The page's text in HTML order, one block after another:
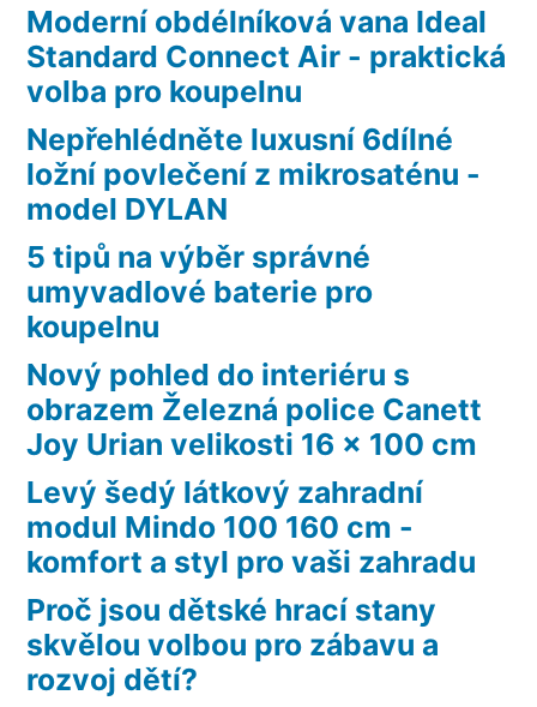
Moderní obdélníková vana Ideal
Standard Connect Air - praktická
volba pro koupelnu
Nepřehlédněte luxusní 6dílné
ložní povlečení z mikrosaténu -
model DYLAN
5 tipů na výběr správné
umyvadlové baterie pro
koupelnu
Nový pohled do interiéru s
obrazem Železná police Canett
Joy Urian velikosti 16 x 100 cm
Levý šedý látkový zahradní
modul Mindo 100 160 cm -
komfort a styl pro vaši zahradu
Proč jsou dětské hrací stany
skvělou volbou pro zábavu a
rozvoj dětí?